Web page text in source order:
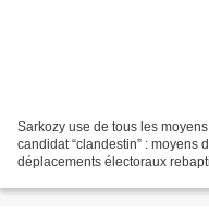
Sarkozy use de tous les
candidat “clandestin” : moyens
déplacements électoraux